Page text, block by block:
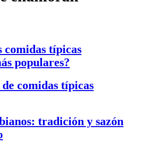
comidas típicas
populares?
comidas típicas
tradición y sazón